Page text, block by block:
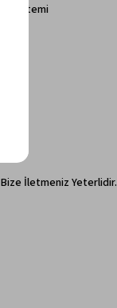
Sistemi
İletmeniz Yeterlidir.